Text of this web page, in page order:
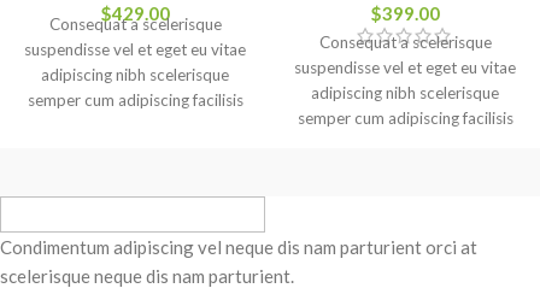
$429.00
Consequat a scelerisque
suspendisse vel et eget eu vitae
adipiscing nibh scelerisque
semper cum adipiscing facilisis
Habitasse a purus nec ipsum a
blandit posuere.
$399.00
Consequat a scelerisque
suspendisse vel et eget eu vitae
adipiscing nibh scelerisque
semper cum adipiscing facilisis
urna ac ullamcorper varius metus
Condimentum adipiscing vel neque dis nam parturient orci at
scelerisque neque dis nam parturient.